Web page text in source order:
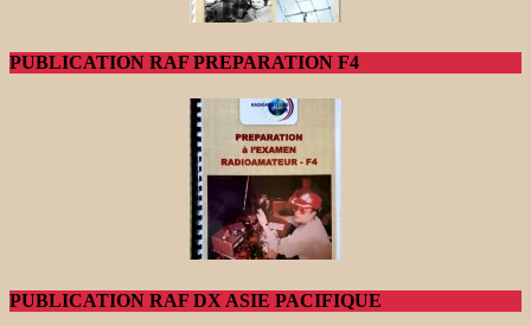
PUBLICATION RAF PREPARATION F4
PUBLICATION RAF DX ASIE PACIFIQUE